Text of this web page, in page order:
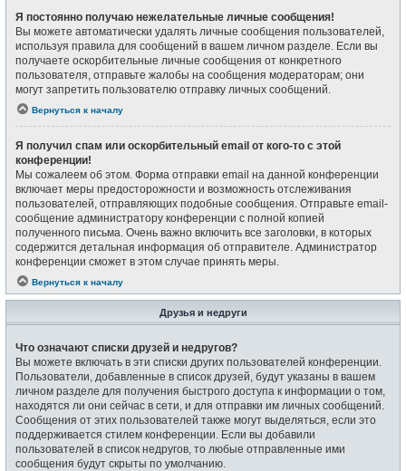
Я постоянно получаю нежелательные личные сообщения!
Вы можете автоматически удалять личные сообщения пользователей,
используя правила для сообщений в вашем личном разделе. Если вы
получаете оскорбительные личные сообщения от конкретного
пользователя, отправьте жалобы на сообщения модераторам; они
могут запретить пользователю отправку личных сообщений.
Вернуться к началу
Я получил спам или оскорбительный email от кого-то с этой
конференции!
Мы сожалеем об этом. Форма отправки email на данной конференции
включает меры предосторожности и возможность отслеживания
пользователей, отправляющих подобные сообщения. Отправьте email-
сообщение администратору конференции с полной копией
полученного письма. Очень важно включить все заголовки, в которых
содержится детальная информация об отправителе. Администратор
конференции сможет в этом случае принять меры.
Вернуться к началу
Друзья и недруги
Что означают списки друзей и недругов?
Вы можете включать в эти списки других пользователей конференции.
Пользователи, добавленные в список друзей, будут указаны в вашем
личном разделе для получения быстрого доступа к информации о том,
находятся ли они сейчас в сети, и для отправки им личных сообщений.
Сообщения от этих пользователей также могут выделяться, если это
поддерживается стилем конференции. Если вы добавили
пользователей в список недругов, то любые отправленные ими
сообщения будут скрыты по умолчанию.